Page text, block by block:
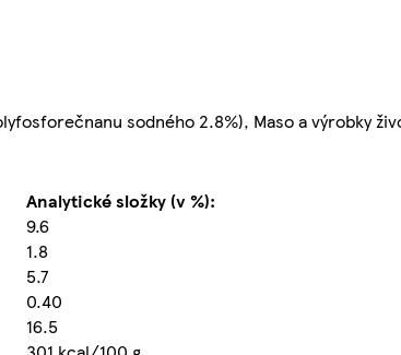
sodného 2.8%), Maso a výrobky
Analytické složky (v %):
9.6
1.8
5.7
0.40
16.5